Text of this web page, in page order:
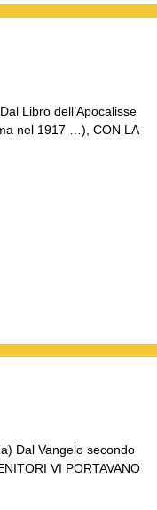
Libro dell’Apocalisse
nel 1917 …), CON LA
Dal Vangelo secondo
VI PORTAVANO